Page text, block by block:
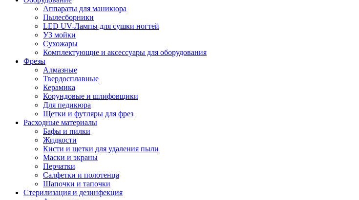
Аппараты для маникюра
Пылесборники
LED UV-Лампы для сушки ногтей
УЗ мойки
Сухожары
Комплектующие и аксессуары для оборудования
Фрезы
Алмазные
Твердосплавные
Керамика
Корундовые и шлифовщики
Для педикюра
Щетки и футляры для фрез
Расходные материалы
Бафы и пилки
Жидкости
Кисти и щетки для удаления пыли
Маски и экраны
Перчатки
Салфетки и полотенца
Шапочки и тапочки
Стерилизация и дезинфекция